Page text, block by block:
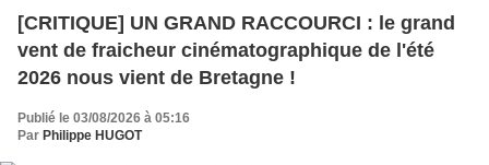
[CRITIQUE] UN GRAND RACCOURCI : le grand
vent de fraicheur cinématographique de l'été
2026 nous vient de Bretagne !
Publié le 03/08/2026 à 05:16
Par Philippe HUGOT